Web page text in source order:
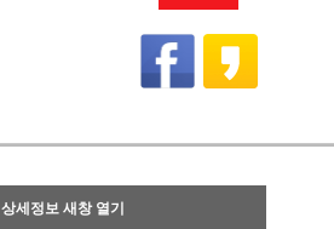
상세정보 새창 열기